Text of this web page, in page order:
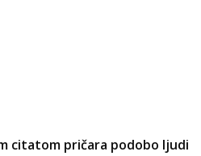
citatom pričara podobo ljudi